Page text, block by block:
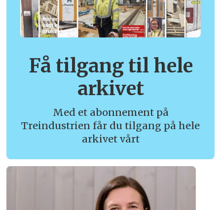
Få tilgang til hele
arkivet
Med et abonnement på
Treindustrien får du tilgang på hele
arkivet vårt